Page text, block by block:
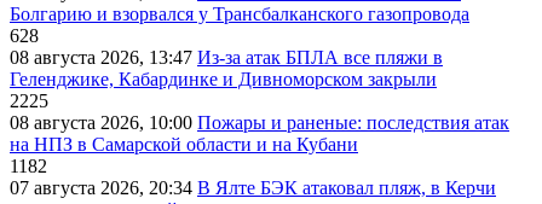
Болгарию и взорвался у Трансбалканского газопровода
628
08 августа 2026, 13:47 Из-за атак БПЛА все пляжи в
Геленджике, Кабардинке и Дивноморском закрыли
2225
08 августа 2026, 10:00 Пожары и раненые: последствия атак
на НПЗ в Самарской области и на Кубани
1182
07 августа 2026, 20:34 В Ялте БЭК атаковал пляж, в Керчи